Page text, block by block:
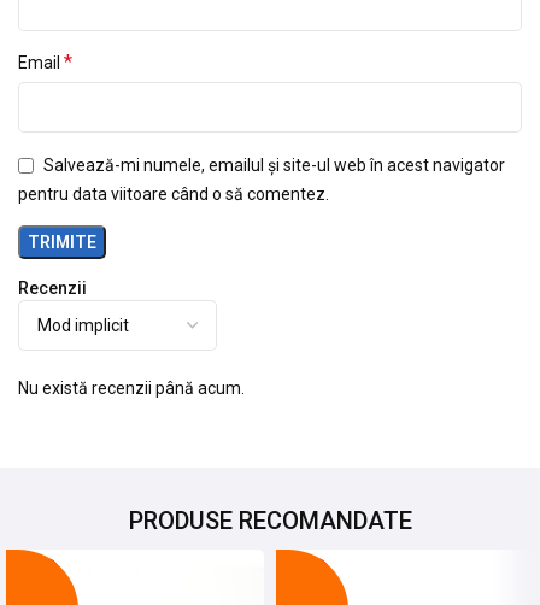
Recenzii
Nu există recenzii până acum.
Email *
Salvează-mi numele, emailul și site-ul web în acest navigator
pentru data viitoare când o să comentez.
PRODUSE RECOMANDATE